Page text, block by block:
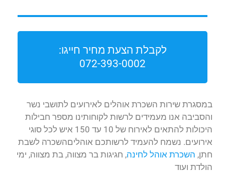
לקבלת הצעת מחיר חייגו:
072-393-0002
במסגרת שירות השכרת אוהלים לאירועים לתושבי נשר
והסביבה אנו מעמידים לרשות לקוחותינו מספר חבילות
היכולות להתאים לאירוח של 10 עד 150 איש לכל סוגי
אירועים. נשמח להעמיד לרשותכם אוהליםהשכרה לשבת
חתן, השכרת אוהל לחינה, חגיגות בר מצווה, בת מצווה, ימי
הולדת ועוד